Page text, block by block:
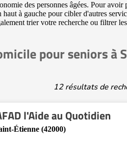
des personnes âgées. Pour avoir
à gauche pour cibler d'autres
trier votre recherche ou filtrer
pour seniors à
12 résultats de
l'Aide au Quotidien
Étienne (42000)